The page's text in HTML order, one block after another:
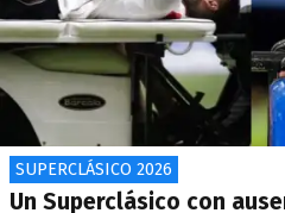
SUPERCLÁSICO 2026
Un Superclásico con